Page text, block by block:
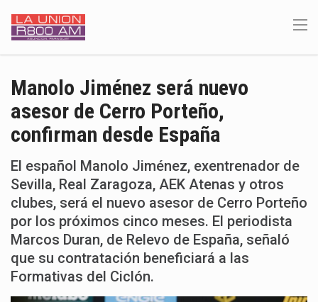
Manolo Jiménez será nuevo
asesor de Cerro Porteño,
confirman desde España
El español Manolo Jiménez, exentrenador de
Sevilla, Real Zaragoza, AEK Atenas y otros
clubes, será el nuevo asesor de Cerro Porteño
por los próximos cinco meses. El periodista
Marcos Duran, de Relevo de España, señaló
que su contratación beneficiará a las
Formativas del Ciclón.